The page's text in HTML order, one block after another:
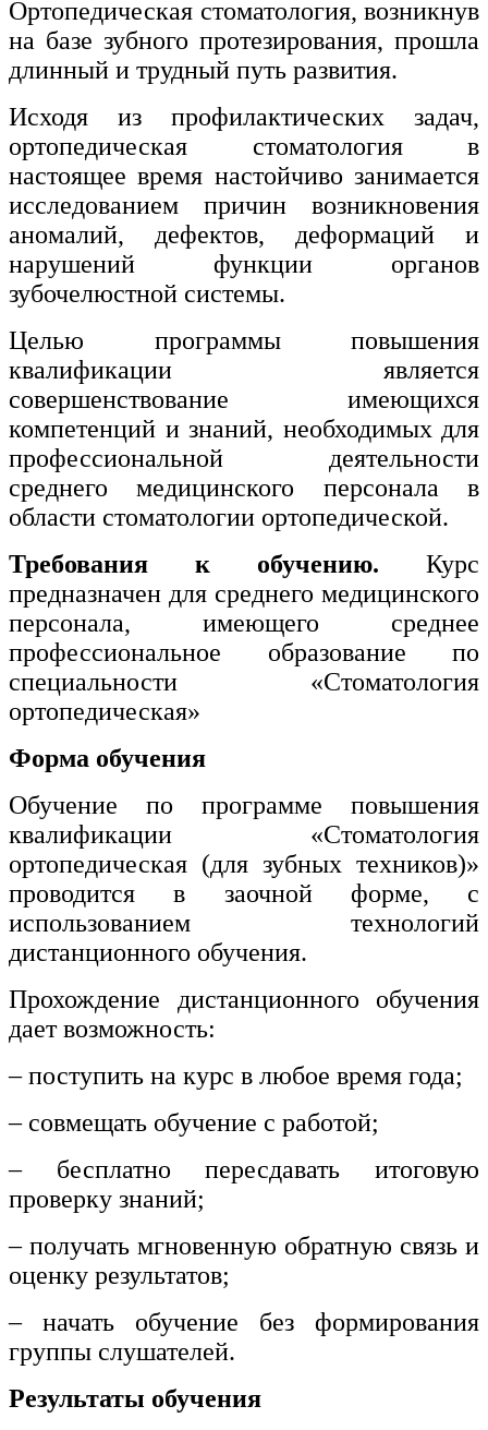
Изобразительное и прикладные виды
искусств
Средства массовой информации и
Управление в технических системах
Ветеринария и зоотехника
Подготовка к периодической
аккредитации
Дополнительные Услуги
Ортопедическая стоматология, возникнув
на базе зубного протезирования, прошла
длинный и трудный путь развития.
Исходя из профилактических задач,
ортопедическая стоматология в
настоящее время настойчиво занимается
исследованием причин возникновения
аномалий, дефектов, деформаций и
нарушений функции органов
зубочелюстной системы.
Целью программы повышения
квалификации является
совершенствование имеющихся
компетенций и знаний, необходимых для
профессиональной деятельности
среднего медицинского персонала в
области стоматологии ортопедической.
Требования к обучению. Курс
предназначен для среднего медицинского
персонала, имеющего среднее
профессиональное образование по
специальности «Стоматология
ортопедическая»
Форма обучения
Обучение по программе повышения
квалификации «Стоматология
ортопедическая (для зубных техников)»
проводится в заочной форме, с
использованием технологий
дистанционного обучения.
Прохождение дистанционного обучения
дает возможность:
– поступить на курс в любое время года;
– совмещать обучение с работой;
– бесплатно пересдавать итоговую
проверку знаний;
– получать мгновенную обратную связь и
оценку результатов;
– начать обучение без формирования
группы слушателей.
Результаты обучения